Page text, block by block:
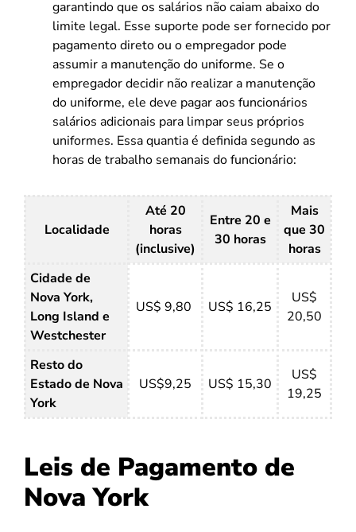
garantindo que os salários não caiam abaixo do
limite legal. Esse suporte pode ser fornecido por
pagamento direto ou o empregador pode
assumir a manutenção do uniforme. Se o
empregador decidir não realizar a manutenção
do uniforme, ele deve pagar aos funcionários
salários adicionais para limpar seus próprios
uniformes. Essa quantia é definida segundo as
horas de trabalho semanais do funcionário:
Localidade
Até 20
horas
(inclusive)
Entre 20 e
30 horas
Mais
que 30
horas
Cidade de
Nova York,
Long Island e
Westchester
US$ 9,80 US$ 16,25
US$
20,50
Resto do
Estado de Nova
York
US$9,25 US$ 15,30
US$
19,25
Leis de Pagamento de
Nova York